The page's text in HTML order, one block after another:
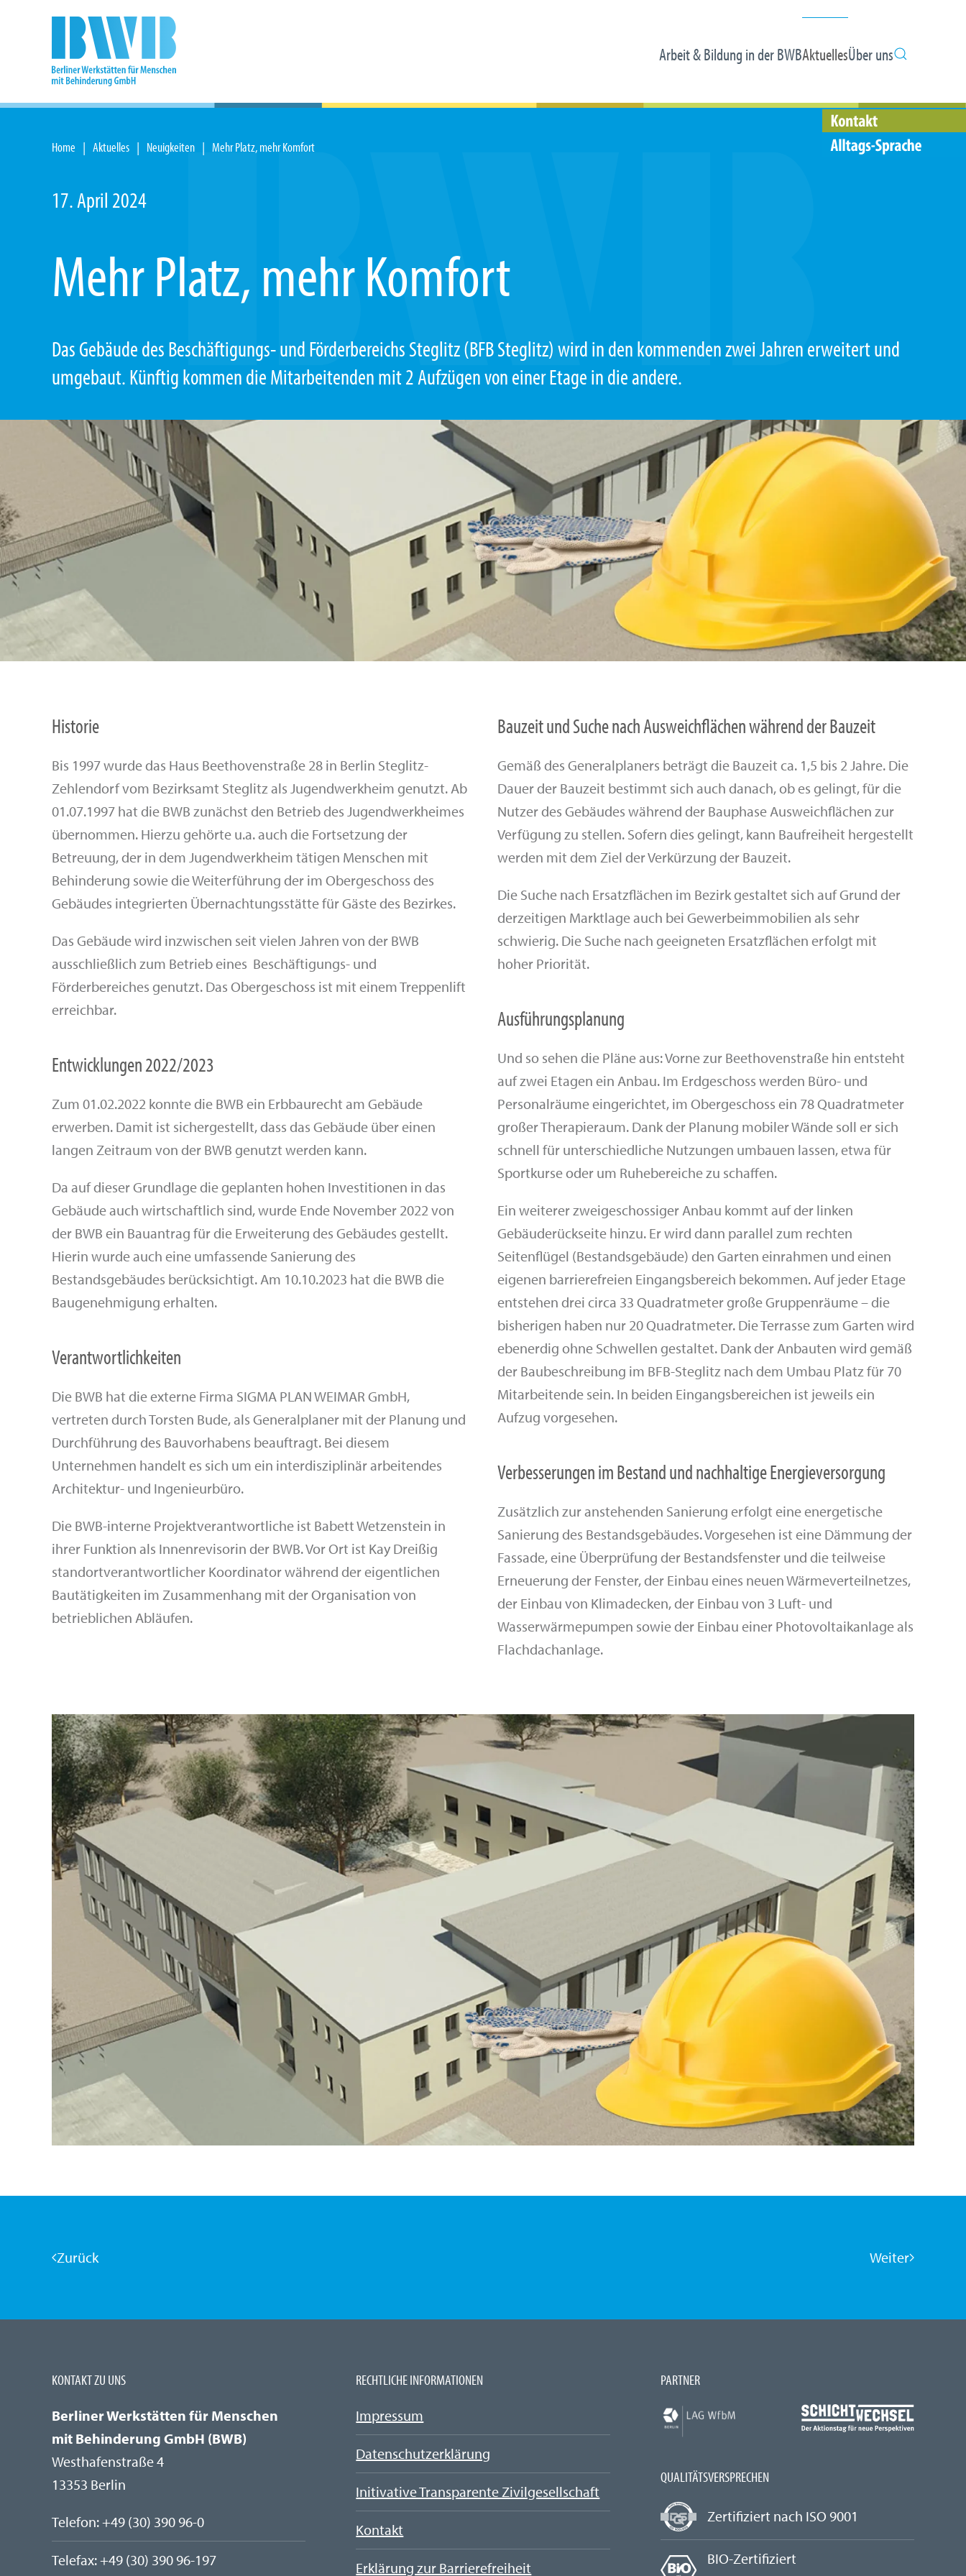
Zum Hauptinhalt springen
Arbeit & Bildung in der BWBAktuellesÜber uns
Home Aktuelles Neuigkeiten Mehr Platz, mehr Komfort
17. April 2024
Mehr Platz, mehr Komfort
Das Gebäude des Beschäftigungs- und Förderbereichs Steglitz (BFB Steglitz) wird in den kommenden zwei Jahren erweitert und
umgebaut. Künftig kommen die Mitarbeitenden mit 2 Aufzügen von einer Etage in die andere.
Historie
Bis 1997 wurde das Haus Beethovenstraße 28 in Berlin Steglitz-
Zehlendorf vom Bezirksamt Steglitz als Jugendwerkheim genutzt. Ab
01.07.1997 hat die BWB zunächst den Betrieb des Jugendwerkheimes
übernommen. Hierzu gehörte u.a. auch die Fortsetzung der
Betreuung, der in dem Jugendwerkheim tätigen Menschen mit
Behinderung sowie die Weiterführung der im Obergeschoss des
Gebäudes integrierten Übernachtungsstätte für Gäste des Bezirkes.
Das Gebäude wird inzwischen seit vielen Jahren von der BWB
ausschließlich zum Betrieb eines Beschäftigungs- und
Förderbereiches genutzt. Das Obergeschoss ist mit einem Treppenlift
erreichbar.
Entwicklungen 2022/2023
Zum 01.02.2022 konnte die BWB ein Erbbaurecht am Gebäude
erwerben. Damit ist sichergestellt, dass das Gebäude über einen
langen Zeitraum von der BWB genutzt werden kann.
Da auf dieser Grundlage die geplanten hohen Investitionen in das
Gebäude auch wirtschaftlich sind, wurde Ende November 2022 von
der BWB ein Bauantrag für die Erweiterung des Gebäudes gestellt.
Hierin wurde auch eine umfassende Sanierung des
Bestandsgebäudes berücksichtigt. Am 10.10.2023 hat die BWB die
Baugenehmigung erhalten.
Verantwortlichkeiten
Die BWB hat die externe Firma SIGMA PLAN WEIMAR GmbH,
vertreten durch Torsten Bude, als Generalplaner mit der Planung und
Durchführung des Bauvorhabens beauftragt. Bei diesem
Unternehmen handelt es sich um ein interdisziplinär arbeitendes
Architektur- und Ingenieurbüro.
Die BWB-interne Projektverantwortliche ist Babett Wetzenstein in
ihrer Funktion als Innenrevisorin der BWB. Vor Ort ist Kay Dreißig
standortverantwortlicher Koordinator während der eigentlichen
Bautätigkeiten im Zusammenhang mit der Organisation von
betrieblichen Abläufen.
Bauzeit und Suche nach Ausweichflächen während der Bauzeit
Gemäß des Generalplaners beträgt die Bauzeit ca. 1,5 bis 2 Jahre. Die
Dauer der Bauzeit bestimmt sich auch danach, ob es gelingt, für die
Nutzer des Gebäudes während der Bauphase Ausweichflächen zur
Verfügung zu stellen. Sofern dies gelingt, kann Baufreiheit hergestellt
werden mit dem Ziel der Verkürzung der Bauzeit.
Die Suche nach Ersatzflächen im Bezirk gestaltet sich auf Grund der
derzeitigen Marktlage auch bei Gewerbeimmobilien als sehr
schwierig. Die Suche nach geeigneten Ersatzflächen erfolgt mit
hoher Priorität.
Ausführungsplanung
Und so sehen die Pläne aus: Vorne zur Beethovenstraße hin entsteht
auf zwei Etagen ein Anbau. Im Erdgeschoss werden Büro- und
Personalräume eingerichtet, im Obergeschoss ein 78 Quadratmeter
großer Therapieraum. Dank der Planung mobiler Wände soll er sich
schnell für unterschiedliche Nutzungen umbauen lassen, etwa für
Sportkurse oder um Ruhebereiche zu schaffen.
Ein weiterer zweigeschossiger Anbau kommt auf der linken
Gebäuderückseite hinzu. Er wird dann parallel zum rechten
Seitenflügel (Bestandsgebäude) den Garten einrahmen und einen
eigenen barrierefreien Eingangsbereich bekommen. Auf jeder Etage
entstehen drei circa 33 Quadratmeter große Gruppenräume – die
bisherigen haben nur 20 Quadratmeter. Die Terrasse zum Garten wird
ebenerdig ohne Schwellen gestaltet. Dank der Anbauten wird gemäß
der Baubeschreibung im BFB-Steglitz nach dem Umbau Platz für 70
Mitarbeitende sein. In beiden Eingangsbereichen ist jeweils ein
Aufzug vorgesehen.
Verbesserungen im Bestand und nachhaltige Energieversorgung
Zusätzlich zur anstehenden Sanierung erfolgt eine energetische
Sanierung des Bestandsgebäudes. Vorgesehen ist eine Dämmung der
Fassade, eine Überprüfung der Bestandsfenster und die teilweise
Erneuerung der Fenster, der Einbau eines neuen Wärmeverteilnetzes,
der Einbau von Klimadecken, der Einbau von 3 Luft- und
Wasserwärmepumpen sowie der Einbau einer Photovoltaikanlage als
Flachdachanlage.
Zurück Weiter
KONTAKT ZU UNS
Berliner Werkstätten für Menschen
mit Behinderung GmbH (BWB)
Westhafenstraße 4
13353 Berlin
Telefon: +49 (30) 390 96-0
Telefax:+49 (30) 390 96-197
RECHTLICHE INFORMATIONEN
Impressum
Datenschutzerklärung
Initivative Transparente Zivilgesellschaft
Kontakt
Erklärung zur Barrierefreiheit
PARTNER
QUALITÄTSVERSPRECHEN
Zertifiziert nach ISO 9001
BIO-Zertifiziert